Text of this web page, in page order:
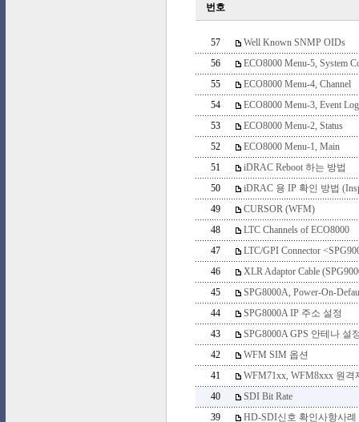
번호
57
Well Known SNMP OIDs
56
ECO8000 Menu-5, System
55
ECO8000 Menu-4, Channel
54
ECO8000 Menu-3, Event Log
53
ECO8000 Menu-2, Status
52
ECO8000 Menu-1, Main
51
iDRAC Reboot 하는 방법
50
iDRAC 용 IP 확인 방법
49
CURSOR (WFM)
48
LTC Channels of ECO8000
47
LTC/GPI Connector
46
XLR Adaptor Cable
45
SPG8000A, Power-On-
44
SPG8000A IP 주소 설정
43
SPG8000A GPS 안테나 설
42
WFM SIM 옵션
41
WFM71xx, WFM8xxx 원격
40
SDI Bit Rate
39
HD-SDI신호 확인사항사례